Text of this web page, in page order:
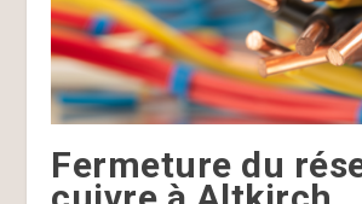
Fermeture du